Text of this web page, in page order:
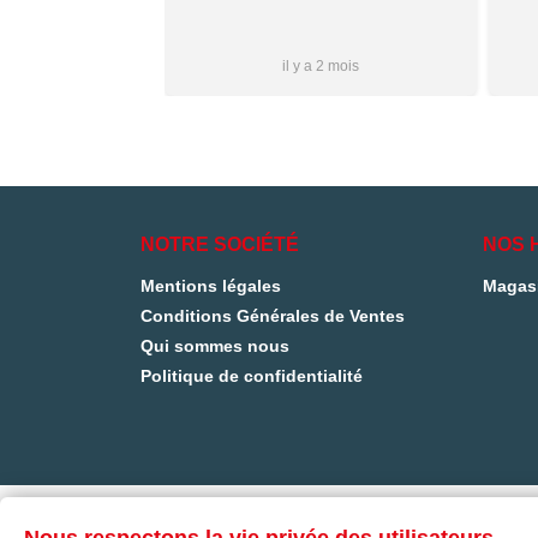
il y a 2 mois
NOTRE SOCIÉTÉ
Mentions légales
Conditions Générales de Ventes
Qui sommes nous
Politique de confidentialité
NOS